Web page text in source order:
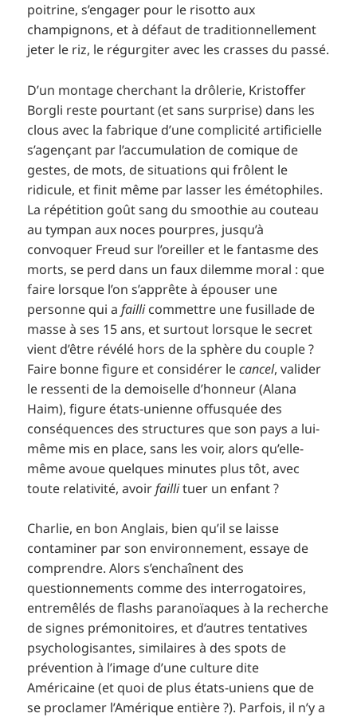
poitrine, s’engager pour le risotto aux
champignons, et à défaut de traditionnellement
jeter le riz, le régurgiter avec les crasses du passé.
D’un montage cherchant la drôlerie, Kristoffer
Borgli reste pourtant (et sans surprise) dans les
clous avec la fabrique d’une complicité artificielle
s’agençant par l’accumulation de comique de
gestes, de mots, de situations qui frôlent le
ridicule, et finit même par lasser les émétophiles.
La répétition goût sang du smoothie au couteau
au tympan aux noces pourpres, jusqu’à
convoquer Freud sur l’oreiller et le fantasme des
morts, se perd dans un faux dilemme moral : que
faire lorsque l’on s’apprête à épouser une
personne qui afaillicommettre une fusillade de
masse à ses 15 ans, et surtout lorsque le secret
vient d’être révélé hors de la sphère du couple ?
Faire bonne figure et considérer lecancel, valider
le ressenti de la demoiselle d’honneur (Alana
Haim), figure états-unienne offusquée des
conséquences des structures que son pays a lui-
même mis en place, sans les voir, alors qu’elle-
même avoue quelques minutes plus tôt, avec
toute relativité, avoirfaillituer un enfant ?
Charlie, en bon Anglais, bien qu’il se laisse
contaminer par son environnement, essaye de
comprendre. Alors s’enchaînent des
questionnements comme des interrogatoires,
entremêlés de flashs paranoïaques à la recherche
de signes prémonitoires, et d’autres tentatives
psychologisantes, similaires à des spots de
prévention à l’image d’une culture dite
Américaine (et quoi de plus états-uniens que de
se proclamer l’Amérique entière ?). Parfois, il n’y a